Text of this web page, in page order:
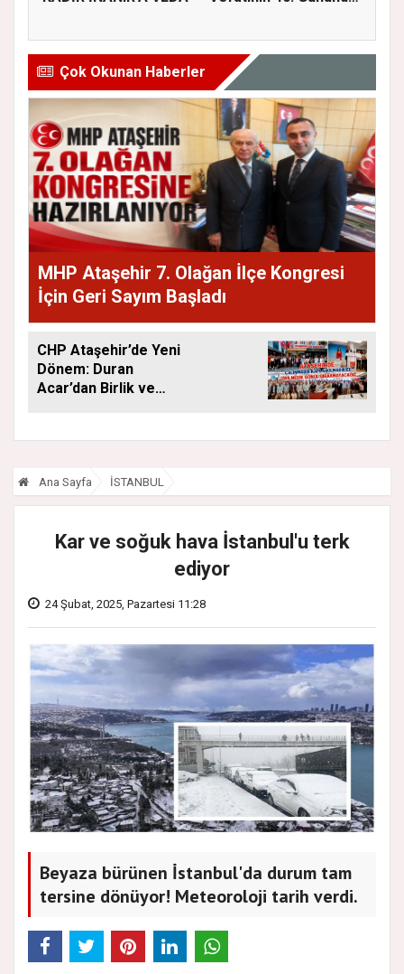
Çok Okunan Haberler
MHP Ataşehir 7. Olağan İlçe Kongresi
İçin Geri Sayım Başladı
CHP Ataşehir’de Yeni
Dönem: Duran
Acar’dan Birlik ve
Ana Sayfa İSTANBUL
Kar ve soğuk hava İstanbul'u terk
ediyor
24 Şubat, 2025, Pazartesi 11:28
Beyaza bürünen İstanbul'da durum tam
tersine dönüyor! Meteoroloji tarih verdi.